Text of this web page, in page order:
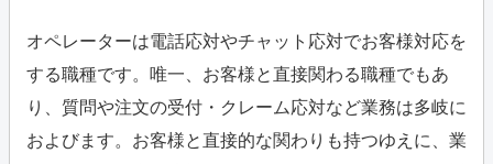
オペレーターは電話応対やチャット応対でお客様対応を
する職種です。唯一、お客様と直接関わる職種でもあ
り、質問や注文の受付・クレーム応対など業務は多岐に
およびます。お客様と直接的な関わりも持つゆえに、業